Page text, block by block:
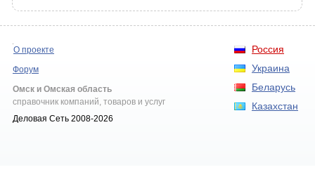
Россия
Украина
Беларусь
Казахстан
О проекте
Форум
Омск и Омская область
справочник компаний, товаров и услуг
Деловая Сеть 2008-2026